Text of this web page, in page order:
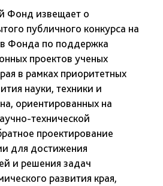
Фонд извещает о
публичного конкурса на
Фонда по поддержка
проектов ученых
в рамках приоритетных
науки, техники и
ориентированных на
технической
проектирование
для достижения
и решения задач
развития края,